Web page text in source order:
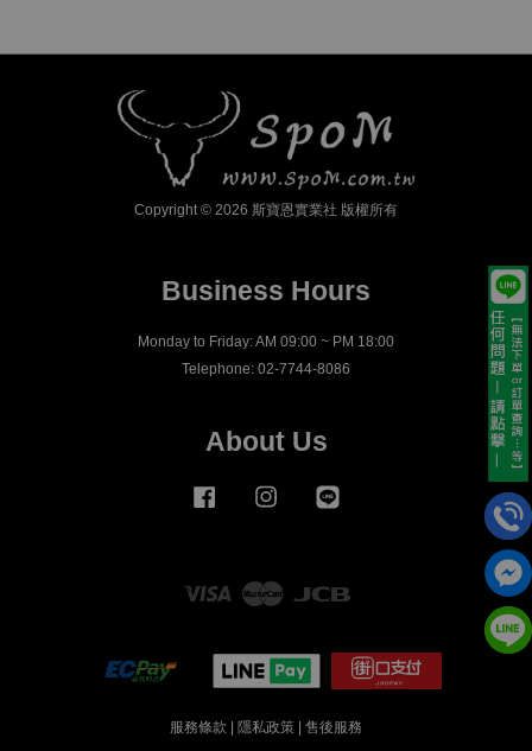
Copyright © 2026 斯寶恩實業社 版權所有
Business Hours
Monday to Friday: AM 09:00 ~ PM 18:00
Telephone: 02-7744-8086
About Us
Facebook Instagram
Visa Master
服務條款 | 隱私政策 | 售後服務